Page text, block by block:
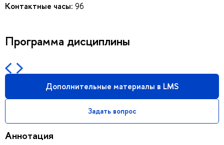
Контактные часы: 96
Программа дисциплины
Дополнительные материалы в LMS
Задать вопрос
Аннотация